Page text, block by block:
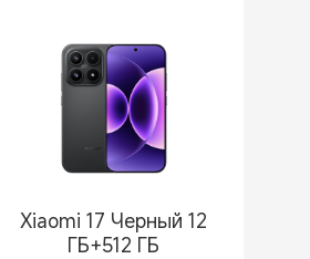
Xiaomi 17 Черный 12
ГБ+512 ГБ